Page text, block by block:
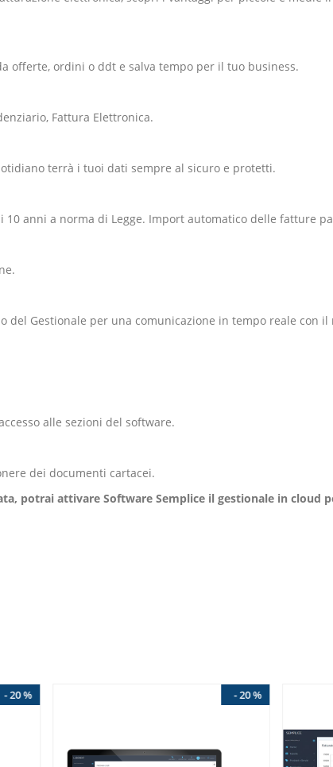
offerte, ordini o ddt e salva tempo per il tuo business.
Fattura Elettronica.
terrà i tuoi dati sempre al sicuro e protetti.
anni a norma di Legge. Import automatico delle fatture
Gestionale per una comunicazione in tempo reale con il
alle sezioni del software.
dei documenti cartacei.
potrai attivare Software Semplice il gestionale in cloud
- 20 % - 20 %